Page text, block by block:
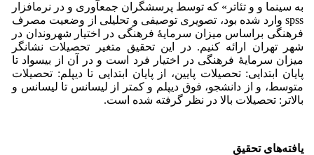
به سینما و و تئاتر» که توسط پرسشگران جمع­آوری و در نرم­افزار
spss وارد شده بود، تصویری توصیفی و تحلیلی از وضعیت مصرف
فرهنگی براساس میزان سرمایۀ فرهنگی در اختیار شهروندان در
شهر تهران ارائه کنیم. در این تحقیق متغیر تحصیلات نشانگر
میزان سرمایۀ فرهنگی در اختیار فرد است و در آن از بیسواد تا
پایان ابتدایی: تحصیلات پایین، از پایان ابتدایی تا دیپلم: تحصیلات
متوسط، و از دانشجو، فوق دیپلم و کمتر از لیسانس تا لیسانس و
بالاتر: تحصیلات بالا در نظر گرفته شده است.
یافته‌های تحقیق